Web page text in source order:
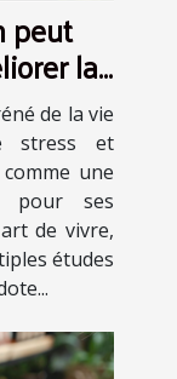
peut
la
de la vie
stress et
une
pour ses
de vivre,
études